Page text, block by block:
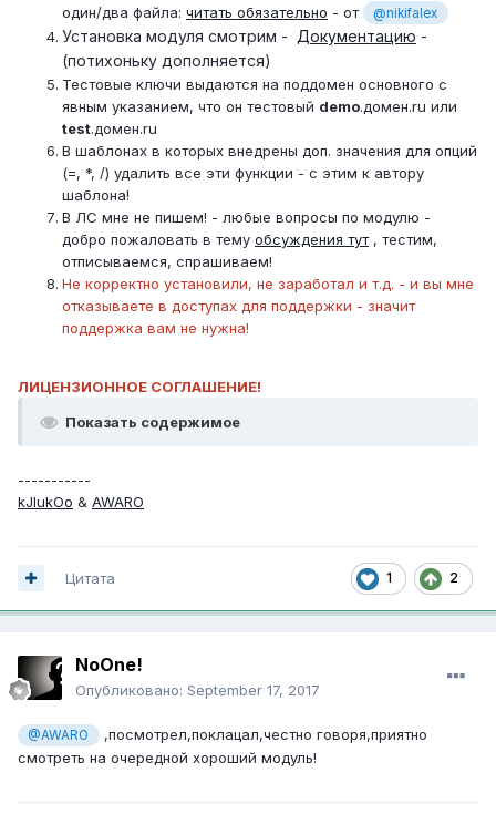
один/два файла: читать обязательно - от @nikifalex
Установка модуля смотрим - Документацию -
(потихоньку дополняется)
Тестовые ключи выдаются на поддомен основного с
явным указанием, что он тестовый demo.домен.ru или
test.домен.ru
В шаблонах в которых внедрены доп. значения для опций
(=, *, /) удалить все эти функции - с этим к автору
шаблона!
В ЛС мне не пишем! - любые вопросы по модулю -
добро пожаловать в тему обсуждения тут, тестим,
отписываемся, спрашиваем!
Не корректно установили, не заработал и т.д. - и вы мне
отказываете в доступах для поддержки - значит
поддержка вам не нужна!
ЛИЦЕНЗИОННОЕ СОГЛАШЕНИЕ!
Показать содержимое
-----------
kJlukOo & AWARO
1 2
Цитата
NoOne!
Опубликовано: September 17, 2017
@AWARO
,посмотрел,поклацал,честно говоря,приятно
смотреть на очередной хороший модуль!